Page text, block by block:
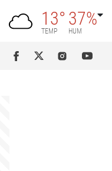
13°
TEMP
37%
HUM